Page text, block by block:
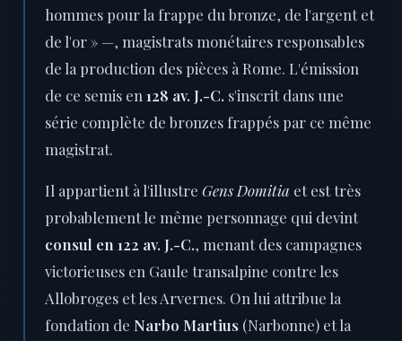
hommes pour la frappe du bronze, de l'argent et
de l'or » —, magistrats monétaires responsables
de la production des pièces à Rome. L'émission
de ce semis en 128 av. J.-C. s'inscrit dans une
série complète de bronzes frappés par ce même
magistrat.
Il appartient à l'illustre Gens Domitia et est très
probablement le même personnage qui devint
consul en 122 av. J.-C., menant des campagnes
victorieuses en Gaule transalpine contre les
Allobroges et les Arvernes. On lui attribue la
fondation de Narbo Martius (Narbonne) et la